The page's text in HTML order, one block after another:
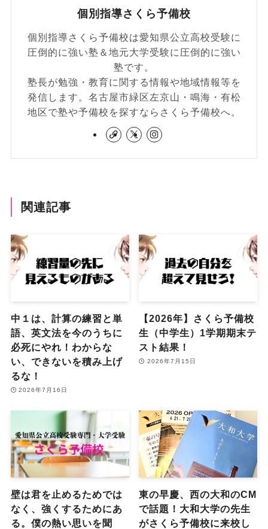
個別指導さくら予備校
個別指導さくら予備校は愛知県公立高校受験に
圧倒的に強い塾＆地元大学受験に圧倒的に強い
塾です。
塾長が勉強・教育に関する情報や地域情報等を
発信します。名古屋市緑区左京山・鳴海・有松
地区で塾や予備校を探すならさくら予備校へ。
関連記事
中１は、計算の練習と単
語、英文法を今のうちに
必死にやれ！わからな
い、できないを積み上げ
るな！
2026年7月16日
【2026年】さくら予備校
生（中学生）1学期期末テ
スト結果！
2026年7月15日
壁は君を止めるためでは
なく、強くするためにあ
る。僕の熱い思いを聞
東の早慶、西の大和のCM
で話題！大和大学の先生
がさくら予備校に来校し